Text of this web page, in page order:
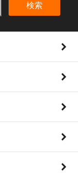
検索